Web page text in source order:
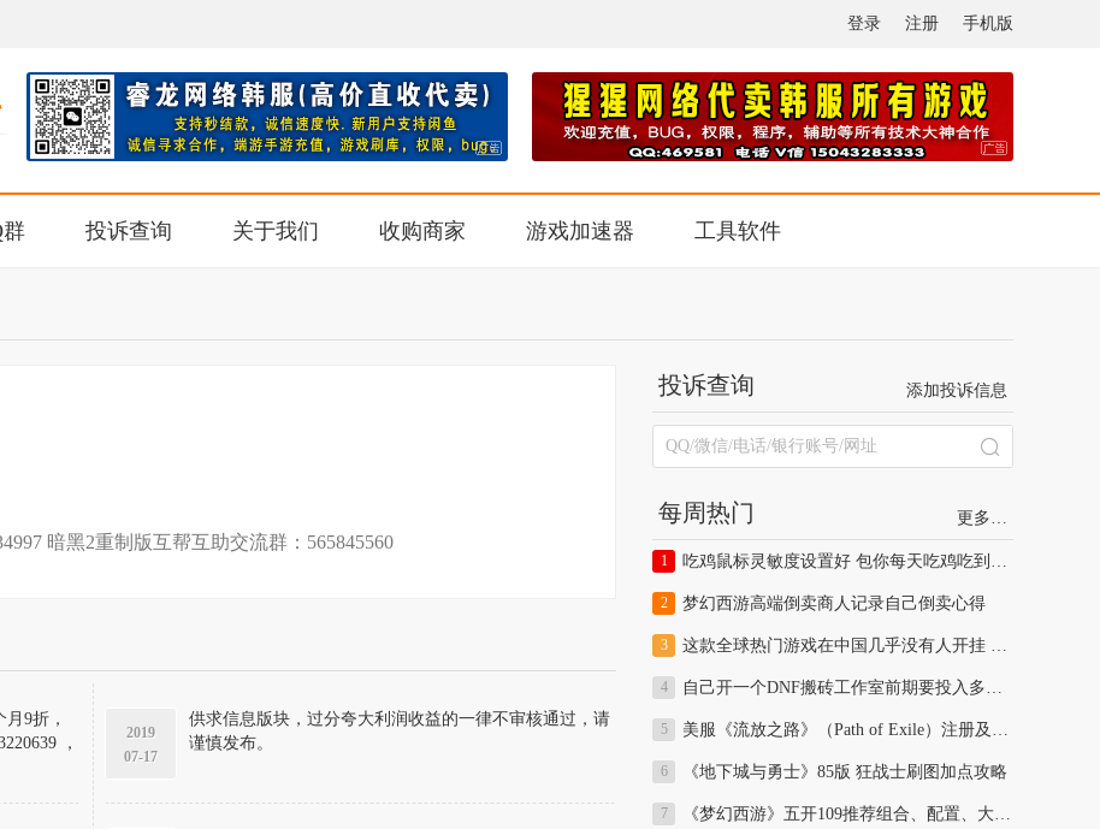
登录 注册 手机版
群 投诉查询 关于我们 收购商家 游戏加速器 工具软件
暗黑2重制版互帮互助交流群：565845560
9折，
，
2019
07-17
供求信息版块，过分夸大利润收益的一律不审核通过，请
谨慎发布。
投诉查询 添加投诉信息
每周热门 更多…
吃鸡鼠标灵敏度设置好 包你每天吃鸡吃到饱！
梦幻西游高端倒卖商人记录自己倒卖心得
这款全球热门游戏在中国几乎没有人开挂 全球开挂比例最低
自己开一个DNF搬砖工作室前期要投入多少资金多久可以回本分析
美服《流放之路》（Path of Exile）注册及安装教程
《地下城与勇士》85版 狂战士刷图加点攻略
《梦幻西游》五开109推荐组合、配置、大型活动、副本及日常攻略